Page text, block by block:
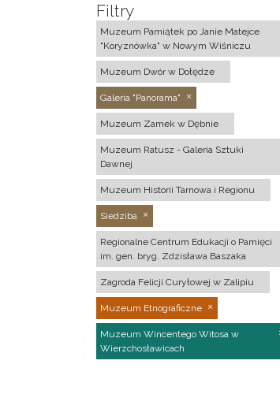
Filtry
Muzeum Pamiątek po Janie Matejce
"Koryznówka" w Nowym Wiśniczu
Muzeum Dwór w Dołędze
Galeria "Panorama"
Muzeum Zamek w Dębnie
Muzeum Ratusz - Galeria Sztuki
Dawnej
Muzeum Historii Tarnowa i Regionu
Siedziba
Regionalne Centrum Edukacji o Pamięci
im. gen. bryg. Zdzisława Baszaka
Zagroda Felicji Curyłowej w Zalipiu
Muzeum Etnograficzne
Muzeum Wincentego Witosa w
Wierzchosławicach